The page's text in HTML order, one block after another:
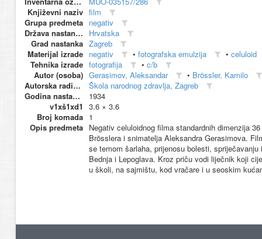
Književni naziv film
Grupa predmeta negativ
Država nastanka
Hrvatska
Grad nastanka Zagreb
Materijal izrade negativ • fotografska emulzija • celuloid
Tehnika izrade fotografija • c/b
Autor (osoba) Gerasimov, Aleksandar • Brössler, Kamilo
Autorska radionica (proizvođač)
Škola narodnog zdravlja, Zagreb
Godina nastanka
1934
v1xš1xd1
3.6 × 3.6
Broj komada 1
Opis predmeta Negativ celuloidnog filma standardnih dimenzija
Brösslera i snimatelja Aleksandra Gerasimova.
se temom šarlaha, prijenosu bolesti,
Bednja i Lepoglava. Kroz priču vodi liječnik koji
u školi, na sajmištu, kod vračare i u seoskim